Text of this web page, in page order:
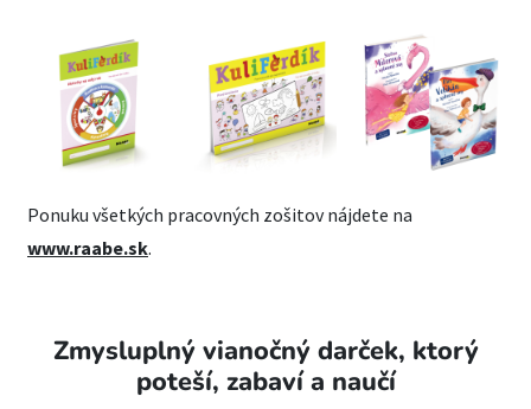
Ponuku všetkých pracovných zošitov nájdete na
www.raabe.sk.
Zmysluplný vianočný darček, ktorý
poteší, zabaví a naučí